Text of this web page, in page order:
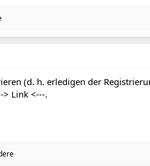
(d. h. erledigen der
> Link <---.